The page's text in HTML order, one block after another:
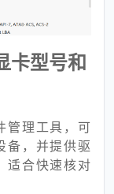
卡型号和
管理工具，可
备，并提供驱
适合快速核对